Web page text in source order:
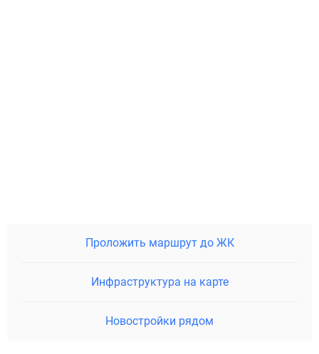
Проложить маршрут до ЖК
Инфраструктура на карте
Новостройки рядом